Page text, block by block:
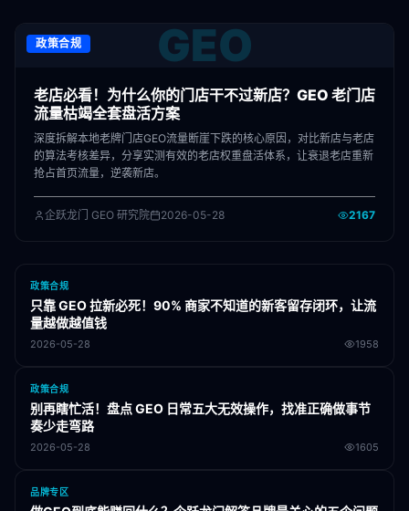
政策合规 GEO
老店必看！为什么你的门店干不过新店？GEO 老门店
流量枯竭全套盘活方案
深度拆解本地老牌门店GEO流量断崖下跌的核心原因，对比新店与老店
的算法考核差异，分享实测有效的老店权重盘活体系，让衰退老店重新
抢占首页流量，逆袭新店。
企跃龙门 GEO 研究院 2026-05-28 2167
政策合规
只靠 GEO 拉新必死！90% 商家不知道的新客留存闭环，让流
量越做越值钱
2026-05-28 1958
政策合规
别再瞎忙活！盘点 GEO 日常五大无效操作，找准正确做事节
奏少走弯路
2026-05-28 1605
品牌专区